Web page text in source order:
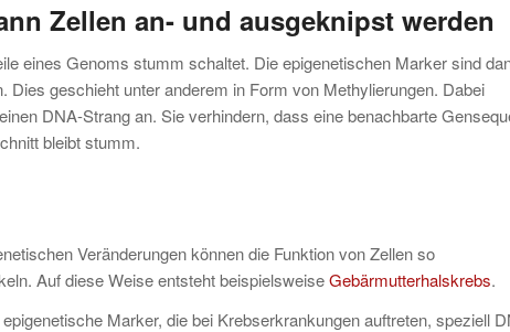
Zellen an- und ausgeknipst werden
eines Genoms stumm schaltet. Die epigenetischen Marker sind
geschieht unter anderem in Form von Methylierungen. Dabei
DNA-Strang an. Sie verhindern, dass eine benachbarte
bleibt stumm.
Veränderungen können die Funktion von Zellen so
Auf diese Weise entsteht beispielsweiseGebärmutterhalskrebs.
Marker, die bei Krebserkrankungen auftreten, speziell